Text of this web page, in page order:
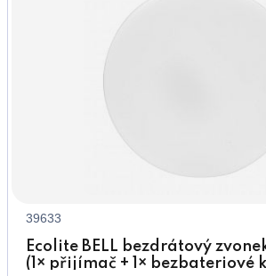
39633
Ecolite BELL bezdrátový
(1× přijímač + 1× bezbateriové